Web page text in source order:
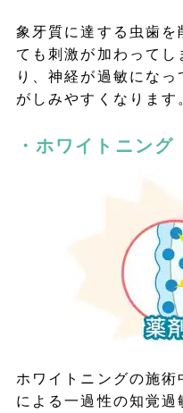
象牙質に達する虫歯
ても刺激が加わってし
り、神経が過敏にな
がしみやすくなります
・ホワイトニング
ホワイトニングの施
による一過性の知覚過